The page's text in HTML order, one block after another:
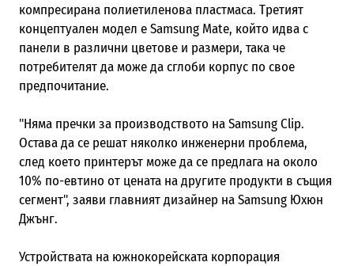
компресирана полиетиленова пластмаса. Третият
концептуален модел е Samsung Mate, който идва с
панели в различни цветове и размери, така че
потребителят да може да сглоби корпус по свое
предпочитание.
"Няма пречки за производството на Samsung Clip.
Остава да се решат няколко инженерни проблема,
след което принтерът може да се предлага на около
10% по-евтино от цената на другите продукти в същия
сегмент", заяви главният дизайнер на Samsung Юхюн
Джънг.
Устройствата на южнокорейската корпорация